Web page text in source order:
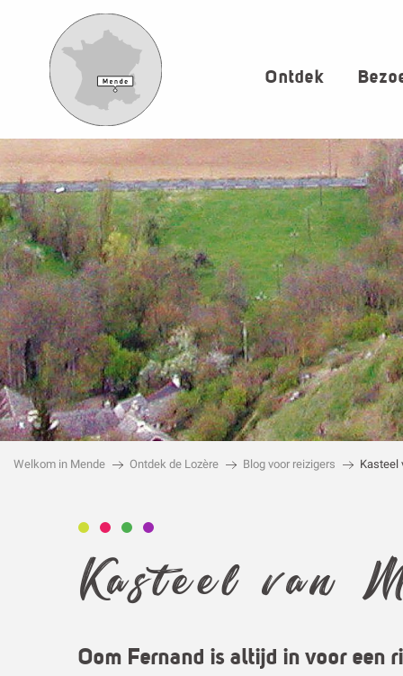
contenu
principal
Ontdek
Welkom in Mende Ontdek de Lozère Blog voor reizigers Kasteel
Kasteel van
Oom Fernand is altijd in voor een